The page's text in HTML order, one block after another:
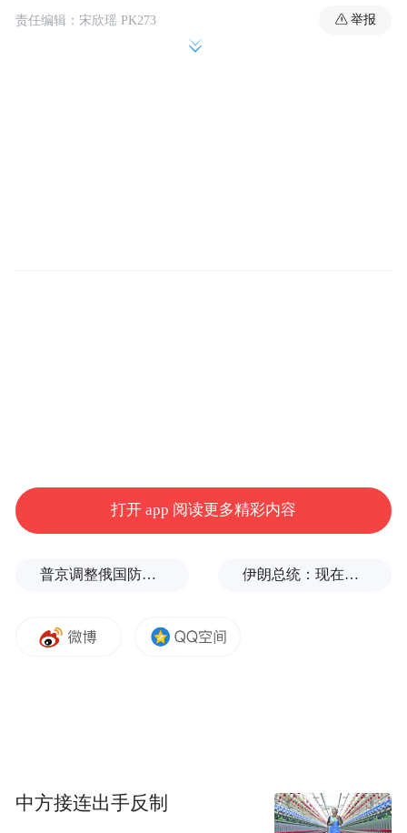
platform and merely provides information storage
space services.”
责任编辑：宋欣瑶 PK273 举报
打开 app 阅读更多精彩内容
普京调整俄国防部高层人事布局，重用实战将领削弱“办公室将军” 伊朗总统：现在与最高领袖的联系非常困难
中方接连出手反制